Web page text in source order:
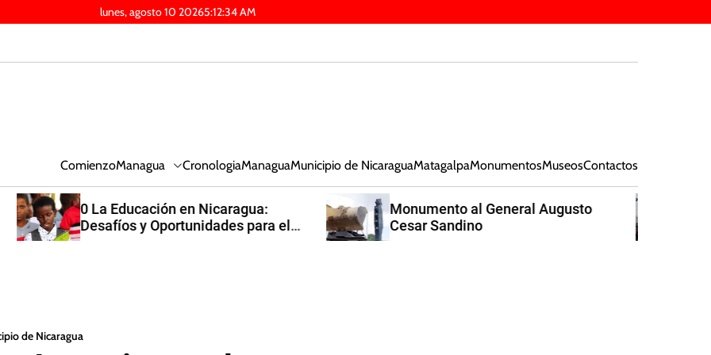
lunes, agosto 10 20265:12:36AM
ComienzoManagua CronologiaManaguaMunicipio de NicaraguaMatagalpaMonumentosMuseosContactos
Monumento al General Augusto
Cesar Sandino
0 Migración y Diáspora
Nicaragüense: Un Viaje de
de Nicaragua